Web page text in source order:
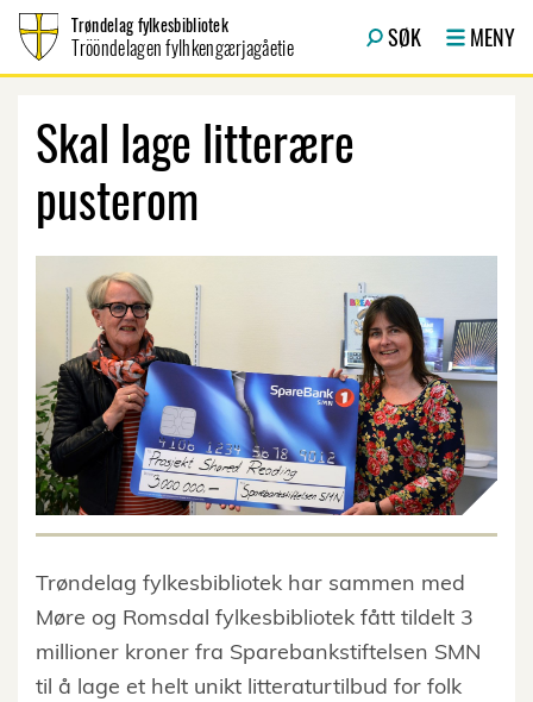
Hopp til innhold
Trøndelag fylkesbibliotek
Trööndelagen fylhkengærjagåetie SØK MENY
Skal lage litterære
pusterom
Trøndelag fylkesbibliotek har sammen med
Møre og Romsdal fylkesbibliotek fått tildelt 3
millioner kroner fra Sparebankstiftelsen SMN
til å lage et helt unikt litteraturtilbud for folk